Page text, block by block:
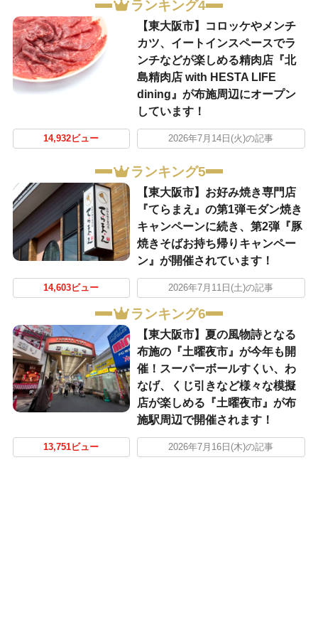
ランキング4
【東大阪市】コロッケやメンチ
カツ、イートインスペースでラ
ンチなどが楽しめる精肉店『北
島精肉店 with HESTA LIFE
dining』が布施周辺にオープン
しています！
14,932ビュー 2026年7月14日(火)の記事
ランキング5
【東大阪市】お好み焼き専門店
『てらまえ』の第1弾モダン焼き
キャンペーンに続き、第2弾『豚
焼きそばお持ち帰りキャンペー
ン』が開催されています！
14,603ビュー 2026年7月11日(土)の記事
ランキング6
【東大阪市】夏の風物詩となる
布施の『土曜夜市』が今年も開
催！スーパーボールすくい、わ
なげ、くじ引きなど様々な模擬
店が楽しめる『土曜夜市』が布
施駅周辺で開催されます！
13,751ビュー 2026年7月16日(木)の記事